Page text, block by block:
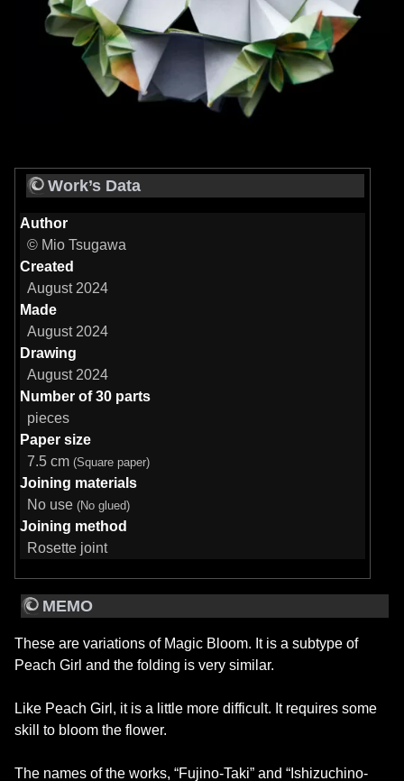
Work’s Data
Author
© Mio Tsugawa
Created
August 2024
Made
August 2024
Drawing
August 2024
Number of 30 parts
pieces
Paper size
7.5 cm (Square paper)
Joining materials
No use (No glued)
Joining method
Rosette joint
MEMO
These are variations of Magic Bloom. It is a subtype of
Peach Girl and the folding is very similar.
Like Peach Girl, it is a little more difficult. It requires some
skill to bloom the flower.
The names of the works, “Fujino-Taki” and “Ishizuchino-